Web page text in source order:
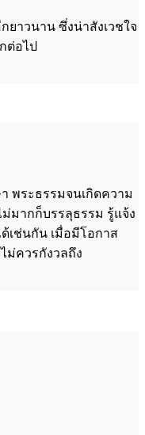
าวนาน ซึ่งน่าสังเวชใจ
ต่อไป
พระธรรมจนเกิดความ
มากก็บรรลุธรรม รู้แจ้ง
เช่นกัน เมื่อมีโอกาส
ม่ควรกังวลถึง